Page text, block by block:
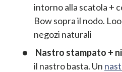
intorno alla scatola +
Bow sopra il nodo.
negozi naturali
Nastro stampato +
il nastro basta. Un